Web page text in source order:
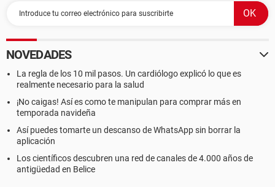
NOVEDADES
La regla de los 10 mil pasos. Un cardiólogo explicó lo que es
realmente necesario para la salud
¡No caigas! Así es como te manipulan para comprar más en
temporada navideña
Así puedes tomarte un descanso de WhatsApp sin borrar la
aplicación
Los científicos descubren una red de canales de 4.000 años de
antigüedad en Belice